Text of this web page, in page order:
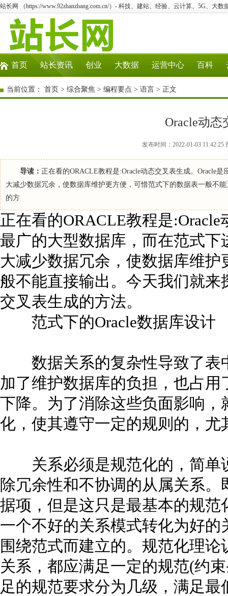
站长网 （https://www.92zhanzhang.com.cn/）- 科技、建站、经验、云计算、5G、大数
首页 站长资讯 创业 大数据 运营中心 百科
当前位置： 首页 > 综合聚焦 > 编程要点 > 语言 > 正文
Oracle动态
发布时间：2022-01-03
导读： 正在看的ORACLE教程是:Oracle动态交叉表生成。Oracle
大减少数据冗余，使数据库维护更方便，可惜范式下的数据表一般不
的方
正在看的ORACLE教程是
最广的大型数据库，而在范式下
大减少数据冗余，使数据库维
般不能直接输出。今天我们就
交叉表生成的方法。
范式下的Oracle数据库设计
数据关系的复杂性导致了表
加了维护数据库的负担，也占
下降。为了消除这些负面影响
化，使其遵守一定的规则的，尤
关系必须是规范化的，简单
除冗余性和不协调的从属关系
据项，但是这只是最基本的规
一个不好的关系模式转化为好
围绕范式而建立的。规范化理
关系，都应满足一定的规范(约
足的规范要求分为几级，满足